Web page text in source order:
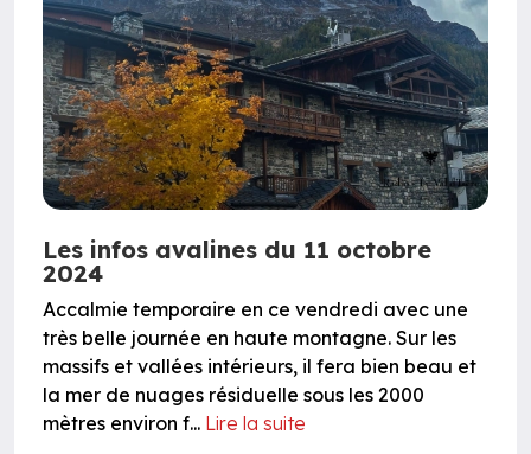
Les infos avalines du 11 octobre
2024
Accalmie temporaire en ce vendredi avec une
très belle journée en haute montagne. Sur les
massifs et vallées intérieurs, il fera bien beau et
la mer de nuages résiduelle sous les 2000
mètres environ f... Lire la suite